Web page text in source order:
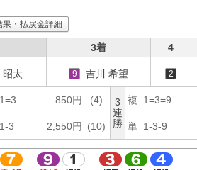
果・払戻金詳細
3着 4
昭太 9 吉川 希望 2
1=3 850円 (4)
3
連
勝
複 1=3=9
1-3 2,550円 (10) 単 1-3-9